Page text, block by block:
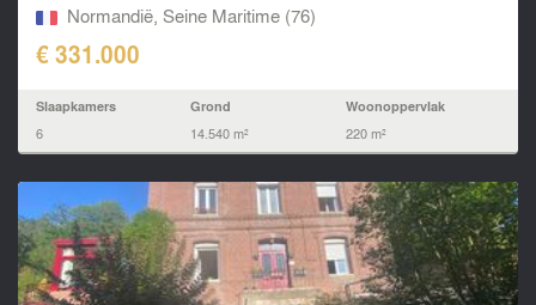
Normandië, Seine Maritime (76)
€ 331.000
Slaapkamers
6
Grond
14.540 m²
Woonoppervlak
220 m²